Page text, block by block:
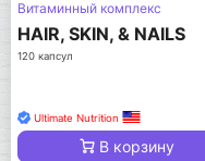
Витаминный комплекс
HAIR, SKIN, & NAILS
120 капсул
Ultimate Nutrition
В корзину